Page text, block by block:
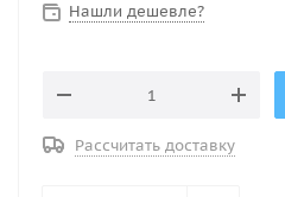
Материал : нерж. сталь
Ширина паза, мм : 8
Нашли дешевле?
Рассчитать доставку